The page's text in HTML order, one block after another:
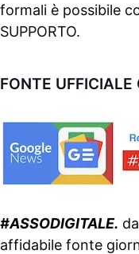
formali è possibile
SUPPORTO.
FONTE UFFICIALE
#ASSODIGITALE.
affidabile fonte